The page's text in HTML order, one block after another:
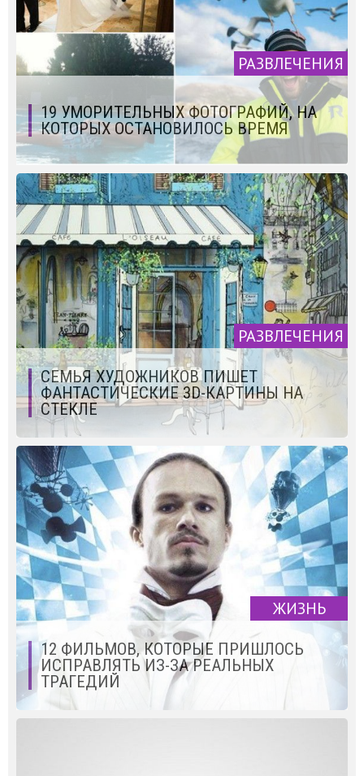
РАЗВЛЕЧЕНИЯ
19 УМОРИТЕЛЬНЫХ ФОТОГРАФИЙ, НА
КОТОРЫХ ОСТАНОВИЛОСЬ ВРЕМЯ
РАЗВЛЕЧЕНИЯ
СЕМЬЯ ХУДОЖНИКОВ ПИШЕТ
ФАНТАСТИЧЕСКИЕ 3D-КАРТИНЫ НА
СТЕКЛЕ
ЖИЗНЬ
12 ФИЛЬМОВ, КОТОРЫЕ ПРИШЛОСЬ
ИСПРАВЛЯТЬ ИЗ-ЗА РЕАЛЬНЫХ
ТРАГЕДИЙ